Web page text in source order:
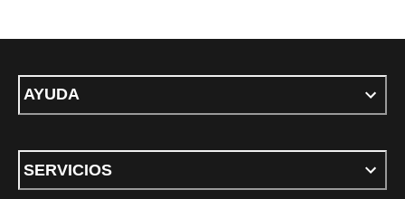
AYUDA
SERVICIOS